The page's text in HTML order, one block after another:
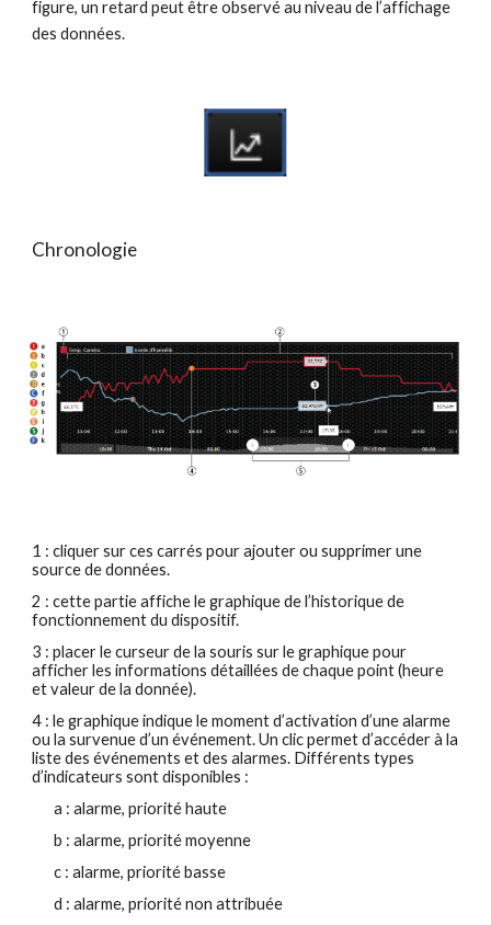
figure, un retard peut être observé au niveau de l’affichage
des données.
Chronologie
1 : cliquer sur ces carrés pour ajouter ou supprimer une
source de données.
2 : cette partie affiche le graphique de l’historique de
fonctionnement du dispositif.
3 : placer le curseur de la souris sur le graphique pour
afficher les informations détaillées de chaque point (heure
et valeur de la donnée).
4 : le graphique indique le moment d’activation d’une alarme
ou la survenue d’un événement. Un clic permet d’accéder à la
liste des événements et des alarmes. Différents types
d’indicateurs sont disponibles :
a : alarme, priorité haute
b : alarme, priorité moyenne
c : alarme, priorité basse
d : alarme, priorité non attribuée